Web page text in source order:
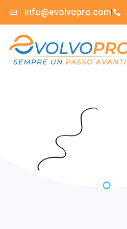
info@evolvopro.com